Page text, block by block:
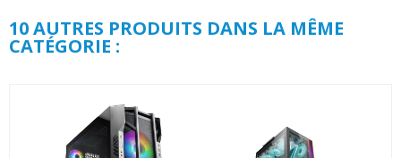
10 AUTRES PRODUITS DANS LA MÊME
CATÉGORIE :